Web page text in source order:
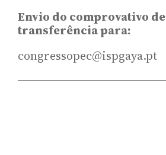
Envio do comprovativo de
transferência para:
congressopec@ispgaya.pt